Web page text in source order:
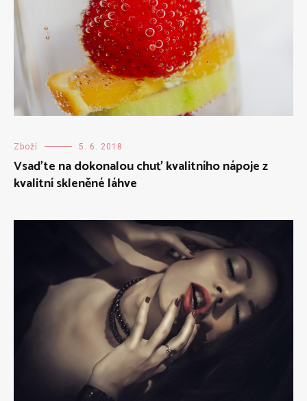
Zboží 5. 6. 2018
Vsaďte na dokonalou chuť kvalitního nápoje z
kvalitní skleněné láhve